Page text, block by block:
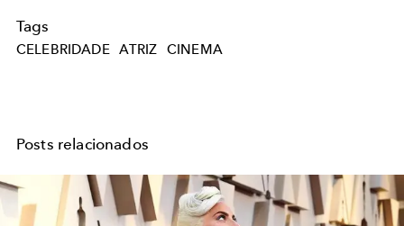
Tags
CELEBRIDADE ATRIZ CINEMA
Posts relacionados